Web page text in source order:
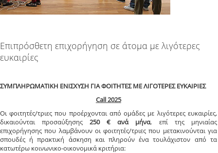
Επιπρόσθετη επιχορήγηση σε άτομα με λιγότερες
ευκαιρίες
ΣΥΜΠΛΗΡΩΜΑΤΙΚΗ ΕΝΙΣΧΥΣΗ ΓΙΑ ΦΟΙΤΗΤΕΣ ΜΕ ΛΙΓΟΤΕΡΕΣ ΕΥΚΑΙΡΙΕΣ
Call 2025
Οι φοιτητές/τριες που προέρχονται από ομάδες με λιγότερες ευκαιρίες,
δικαιούνται προσαύξησης250 € ανά μήνα, επί της μηνιαίας
επιχορήγησης που λαμβάνουν οι φοιτητές/τριες που μετακινούνται για
σπουδές ή πρακτική άσκηση και πληρούν ένα τουλάχιστον από τα
κατωτέρω κοινωνικο-οικονομικά κριτήρια: